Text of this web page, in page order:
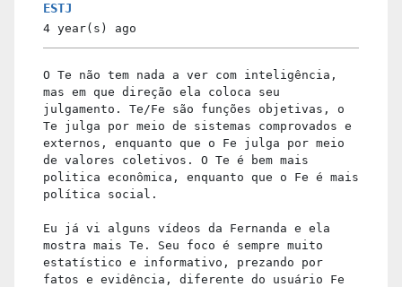
ESTJ
4 year(s) ago
O Te não tem nada a ver com inteligência,
mas em que direção ela coloca seu
julgamento. Te/Fe são funções objetivas, o
Te julga por meio de sistemas comprovados e
externos, enquanto que o Fe julga por meio
de valores coletivos. O Te é bem mais
politica econômica, enquanto que o Fe é mais
política social.
Eu já vi alguns vídeos da Fernanda e ela
mostra mais Te. Seu foco é sempre muito
estatístico e informativo, prezando por
fatos e evidência, diferente do usuário Fe